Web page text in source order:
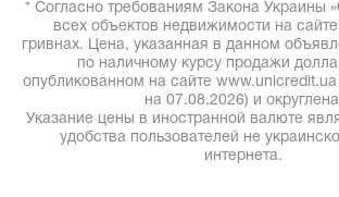
* Согласно требованиям Закона Украины
всех объектов недвижимости на
гривнах. Цена, указанная в данном
по наличному курсу продажи
опубликованном на сайте www.unicredit.ua
на 07.08.2026) и
Указание цены в иностранной валюте
удобства пользователей не
интернета.